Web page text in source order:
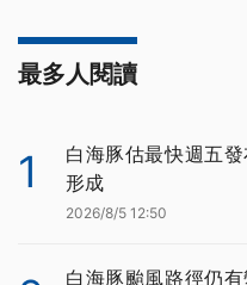
最多人閱讀
1
白海豚估最快週五
形成
2026/8/5 12:50
白海豚颱風路徑仍